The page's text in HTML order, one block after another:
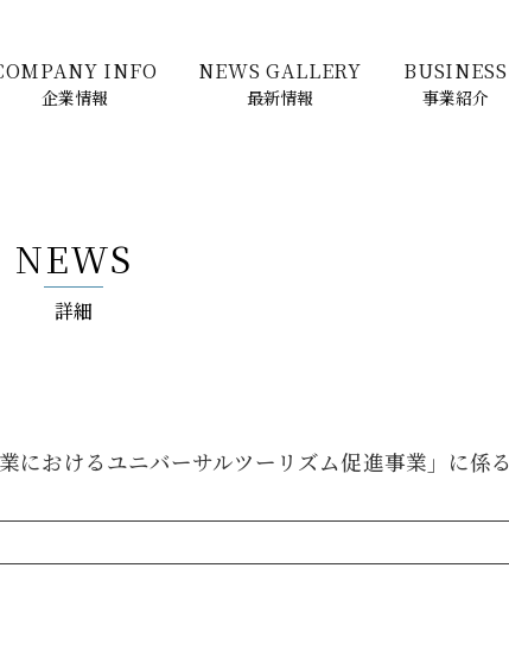
INFO
企業情報
NEWS GALLERY
最新情報
BUSINESS
事業紹介
NEWS
詳細
におけるユニバーサルツーリズム促進事業」に係る